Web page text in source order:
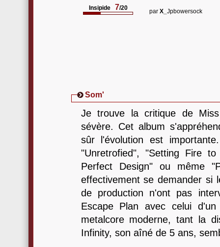
Insipide 7/20 par X_ Jpbowersock
Som'
Je trouve la critique de
sévère. Cet album
sûr l'évolution est
"Unretrofied", "Setting Fire
Perfect Design" ou même
effectivement se demander si
de production n'ont pas
Escape Plan avec celui
metalcore moderne, tant la
Infinity, son aîné de 5 ans,